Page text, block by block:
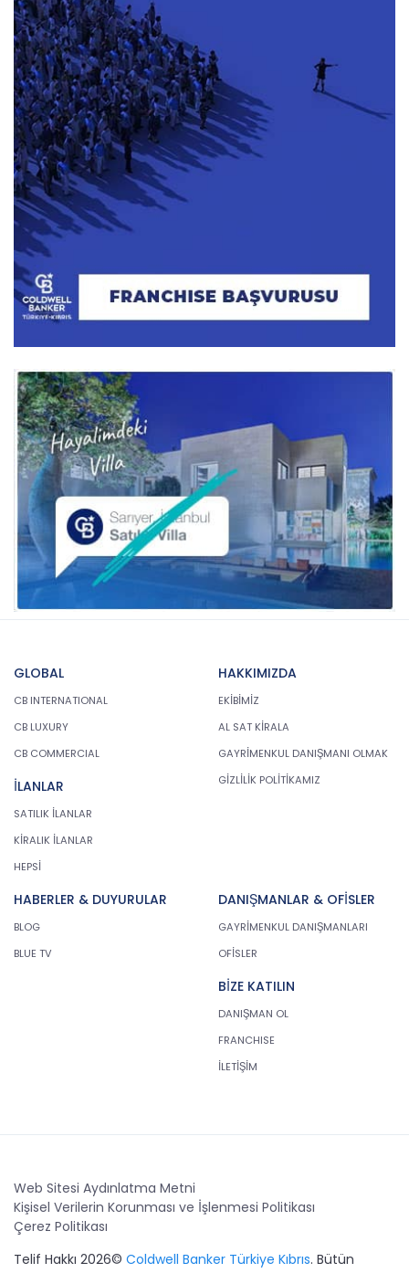
GLOBAL
CB INTERNATIONAL
CB LUXURY
CB COMMERCIAL
İLANLAR
SATILIK İLANLAR
KİRALIK İLANLAR
HEPSİ
HAKKIMIZDA
EKİBİMİZ
AL SAT KİRALA
GAYRİMENKUL DANIŞMANI OLMAK
GİZLİLİK POLİTİKAMIZ
HABERLER & DUYURULAR
BLOG
BLUE TV
DANIŞMANLAR & OFİSLER
GAYRİMENKUL DANIŞMANLARI
OFİSLER
BİZE KATILIN
DANIŞMAN OL
FRANCHISE
İLETİŞİM
Web Sitesi Aydınlatma Metni
Kişisel Verilerin Korunması ve İşlenmesi Politikası
Çerez Politikası
Telif Hakkı 2026© Coldwell Banker Türkiye Kıbrıs. Bütün